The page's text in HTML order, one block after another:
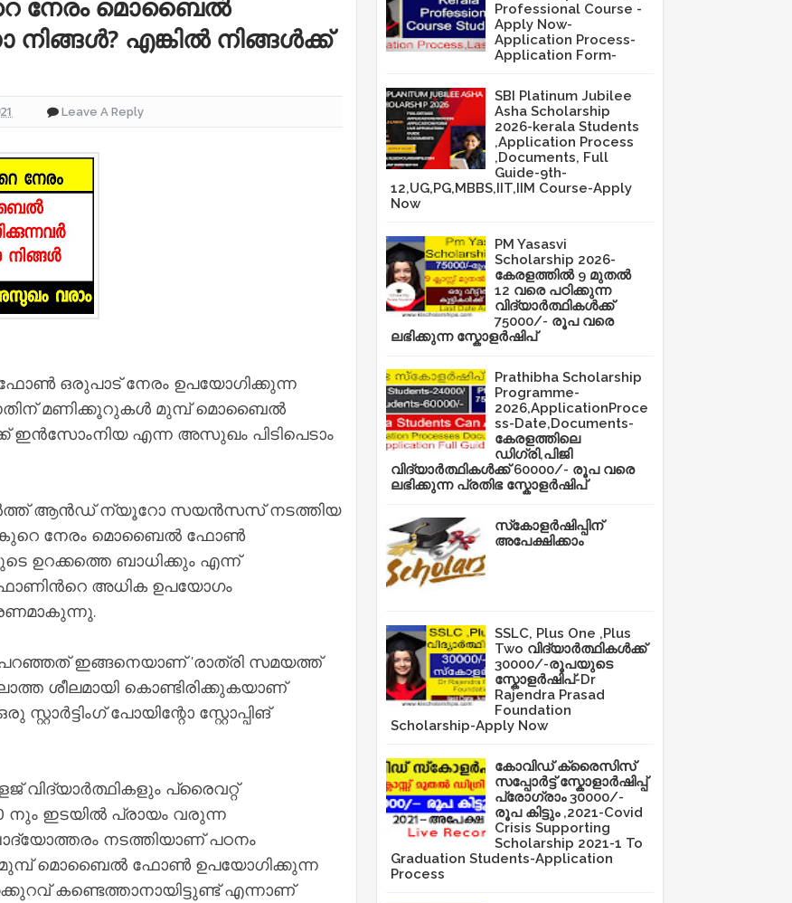
നേരം മൊബൈൽ
എങ്കിൽ നിങ്ങൾക്ക്
Leave A Reply
ഒരുപാട് നേരം ഉപയോഗിക്കുന്ന
മണിക്കൂറുകൾ മുമ്പ് മൊബൈൽ
ഇൻസോംനിയ എന്ന അസുഖം പിടിപെടാം
ആൻഡ് ന്യൂറോ സയൻസസ് നടത്തിയ
കുറെ നേരം മൊബൈൽ ഫോൺ
ഉറക്കത്തെ ബാധിക്കും എന്ന്
അധിക ഉപയോഗം
പറഞ്ഞത് ഇങ്ങനെയാണ് 'രാത്രി സമയത്ത്
ശീലമായി കൊണ്ടിരിക്കുകയാണ്
പോയിന്റോ സ്റ്റോപ്പിങ്
പ്രൈവറ്റ്
നും ഇടയിൽ പ്രായം വരുന്ന
നടത്തിയാണ് പഠനം
മൊബൈൽ ഫോൺ ഉപയോഗിക്കുന്ന
കണ്ടെത്താനായിട്ടുണ്ട് എന്നാണ്
Professional Course -
Apply Now-
Application Process-
Application Form-
SBI Platinum Jubilee
Asha Scholarship
2026-kerala Students
,Application Process
,Documents, Full
Guide-9th-
12,UG,PG,MBBS,IIT,IIM Course-Apply
Now
PM Yasasvi
Scholarship 2026-
കേരളത്തിൽ 9 മുതൽ
12 വരെ പഠിക്കുന്ന
വിദ്യാർത്ഥികൾക്ക്
75000/- രൂപ വരെ
ലഭിക്കുന്ന സ്കോളർഷിപ്
Prathibha Scholarship
Programme-
2026,ApplicationProce
ss-Date,Documents-
കേരളത്തിലെ
ഡിഗ്രി,പിജി
വിദ്യാർത്ഥികൾക്ക് 60000/- രൂപ വരെ
ലഭിക്കുന്ന പ്രതിഭ സ്കോളർഷിപ്
സ്‌കോളർഷിപ്പിന്
അപേക്ഷിക്കാം
SSLC, Plus One ,Plus
Two വിദ്യാർത്ഥികൾക്ക്
30000/-രൂപയുടെ
സ്കോളർഷിപ്-Dr
Rajendra Prasad
Foundation
Scholarship-Apply Now
കോവിഡ് ക്രൈസിസ്
സപ്പോർട്ട് സ്കോളാർഷിപ്പ്
പ്രോഗ്രാം 30000/-
രൂപ കിട്ടും ,2021-Covid
Crisis Supporting
Scholarship 2021-1 To
Graduation Students-Application
Process